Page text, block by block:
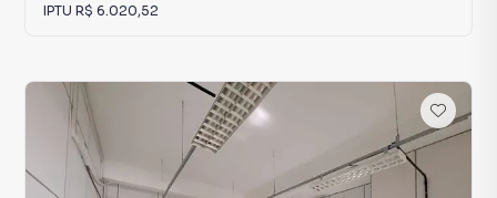
IPTU R$ 6.020,52